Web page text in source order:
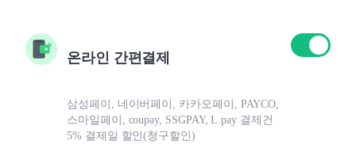
온라인 간편결제
삼성페이, 네이버페이, 카카오페이, PAYCO,
스마일페이, coupay, SSGPAY, L.pay 결제건
5% 결제일 할인(청구할인)